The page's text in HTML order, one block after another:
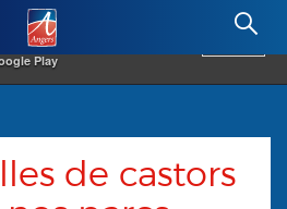
Play
Angers.fr : Retour à l'accueil
de castors